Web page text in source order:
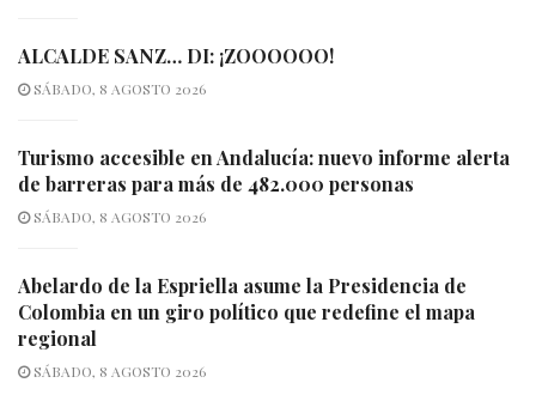
ALCALDE SANZ… DI: ¡ZOOOOOO!
SÁBADO, 8 AGOSTO 2026
Turismo accesible en Andalucía: nuevo informe alerta
de barreras para más de 482.000 personas
SÁBADO, 8 AGOSTO 2026
Abelardo de la Espriella asume la Presidencia de
Colombia en un giro político que redefine el mapa
regional
SÁBADO, 8 AGOSTO 2026